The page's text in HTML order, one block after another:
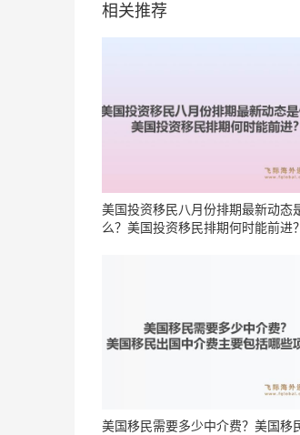
相关推荐
美国投资移民八月份排期最新动态
么？美国投资移民排期何时能前进？
美国移民需要多少中介费？美国移